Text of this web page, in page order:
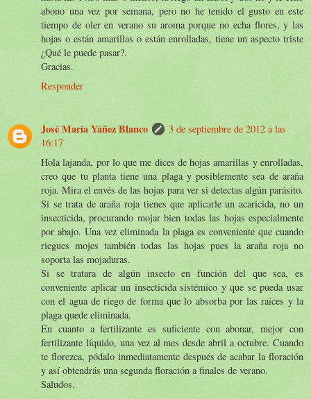
abono una vez por semana, pero no he tenido el gusto en este
tiempo de oler en verano su aroma porque no echa flores, y las
hojas o están amarillas o están enrolladas, tiene un aspecto triste
¿Qué le puede pasar?.
Gracias.
Responder
José María Yáñez Blanco
3 de septiembre de 2012 a las
16:17
Hola lajanda, por lo que me dices de hojas amarillas y enrolladas,
creo que tu planta tiene una plaga y posiblemente sea de araña
roja. Mira el envés de las hojas para ver si detectas algún parásito.
Si se trata de araña roja tienes que aplicarle un acaricida, no un
insecticida, procurando mojar bien todas las hojas especialmente
por abajo. Una vez eliminada la plaga es conveniente que cuando
riegues mojes también todas las hojas pues la araña roja no
soporta las mojaduras.
Si se tratara de algún insecto en función del que sea, es
conveniente aplicar un insecticida sistémico y que se pueda usar
con el agua de riego de forma que lo absorba por las raíces y la
plaga quede eliminada.
En cuanto a fertilizante es suficiente con abonar, mejor con
fertilizante líquido, una vez al mes desde abril a octubre. Cuando
te florezca, pódalo inmediatamente después de acabar la floración
y así obtendrás una segunda floración a finales de verano.
Saludos.